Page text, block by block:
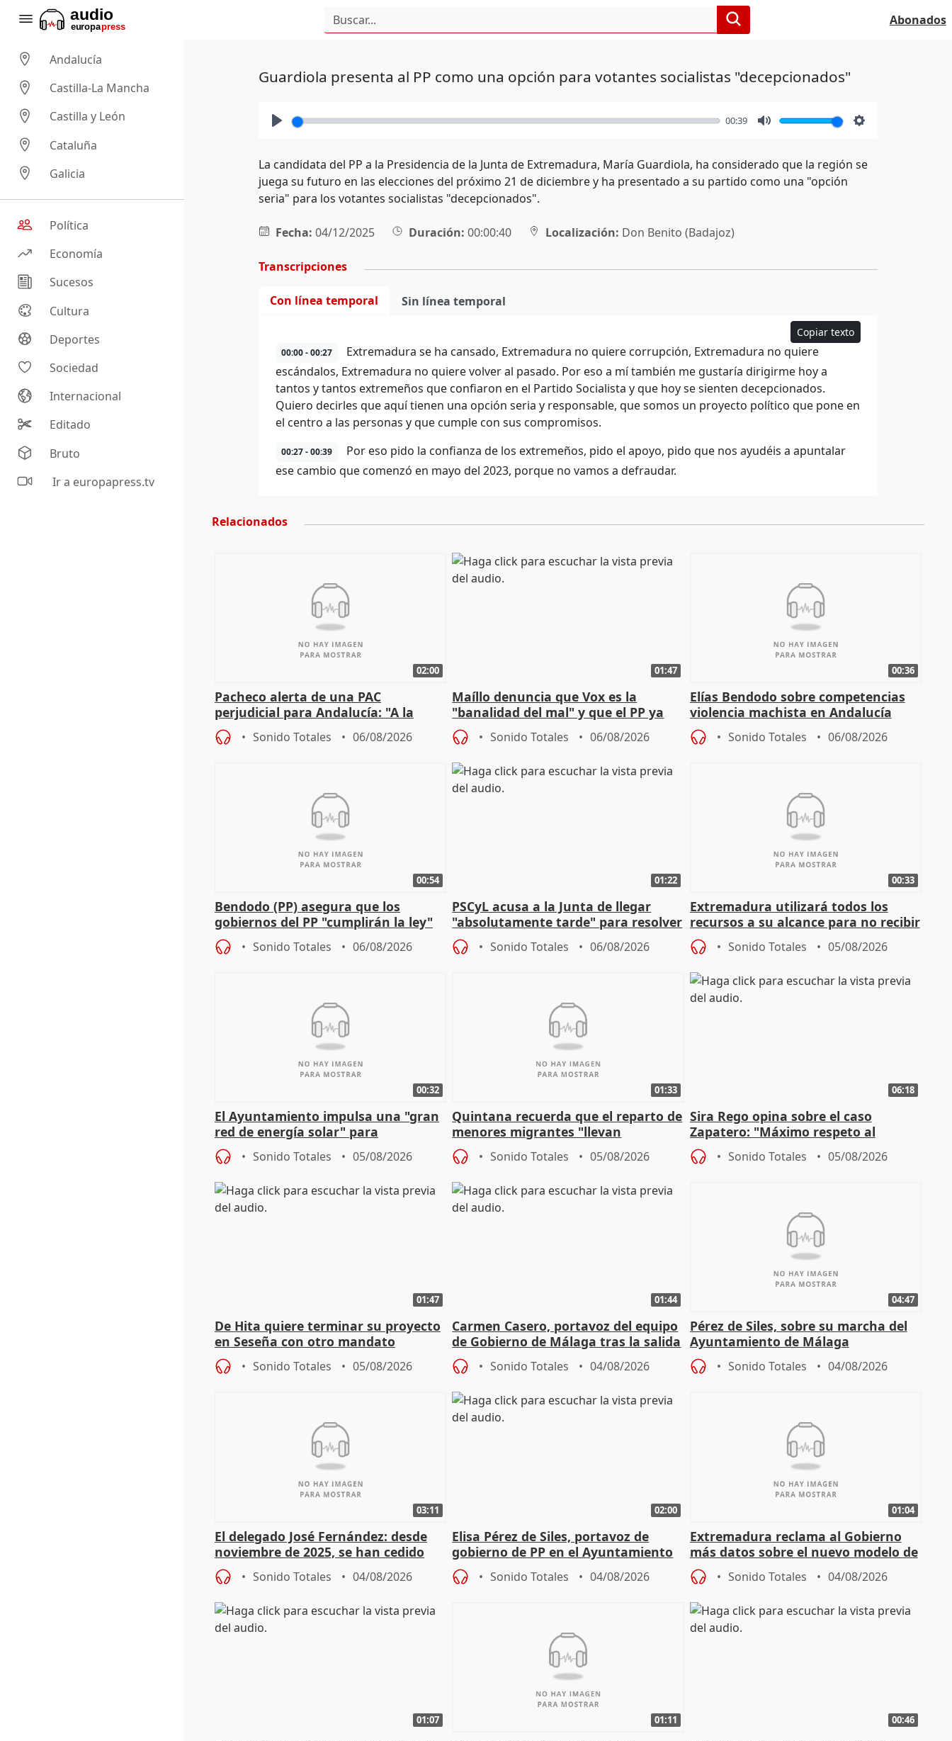
Abonados
Andalucía
Castilla-La Mancha
Castilla y León
Cataluña
Galicia
Política
Economía
Sucesos
Cultura
Deportes
Sociedad
Internacional
Editado
Bruto
Ir a europapress.tv
Guardiola presenta al PP como una opción para votantes socialistas "decepcionados"
00:39
La candidata del PP a la Presidencia de la Junta de Extremadura, María Guardiola, ha considerado que la región se
juega su futuro en las elecciones del próximo 21 de diciembre y ha presentado a su partido como una "opción
seria" para los votantes socialistas "decepcionados".
Fecha: 04/12/2025 Duración: 00:00:40 Localización: Don Benito (Badajoz)
Transcripciones
Con línea temporal Sin línea temporal
Copiar texto
00:00 - 00:27
Extremadura se ha cansado, Extremadura no quiere corrupción, Extremadura no quiere
escándalos, Extremadura no quiere volver al pasado. Por eso a mí también me gustaría dirigirme hoy a
tantos y tantos extremeños que confiaron en el Partido Socialista y que hoy se sienten decepcionados.
Quiero decirles que aquí tienen una opción seria y responsable, que somos un proyecto político que pone en
el centro a las personas y que cumple con sus compromisos.
00:27 - 00:39
Por eso pido la confianza de los extremeños, pido el apoyo, pido que nos ayudéis a apuntalar
ese cambio que comenzó en mayo del 2023, porque no vamos a defraudar.
Relacionados
02:00
Pacheco alerta de una PAC
perjudicial para Andalucía: "A la
agricultura hay que protegerla"
Sonido Totales 06/08/2026
01:47
Maíllo denuncia que Vox es la
"banalidad del mal" y que el PP ya
asume todas sus tesis
Sonido Totales 06/08/2026
00:36
Elías Bendodo sobre competencias
violencia machista en Andalucía
Sonido Totales 06/08/2026
00:54
Bendodo (PP) asegura que los
gobiernos del PP "cumplirán la ley"
sobre los menores migrantes
Sonido Totales 06/08/2026
01:22
PSCyL acusa a la Junta de llegar
"absolutamente tarde" para resolver
problemas como Newcastle
Sonido Totales 06/08/2026
00:33
Extremadura utilizará todos los
recursos a su alcance para no recibir
más menores migrantes
Sonido Totales 05/08/2026
00:32
El Ayuntamiento impulsa una "gran
red de energía solar" para
autoconsumo
Sonido Totales 05/08/2026
01:33
Quintana recuerda que el reparto de
menores migrantes "llevan
aportación del Gobierno" central
Sonido Totales 05/08/2026
06:18
Sira Rego opina sobre el caso
Zapatero: "Máximo respeto al
proceso judicial"
Sonido Totales 05/08/2026
01:47
De Hita quiere terminar su proyecto
en Seseña con otro mandato
Sonido Totales 05/08/2026
01:44
Carmen Casero, portavoz del equipo
de Gobierno de Málaga tras la salida
de Pérez de Siles
Sonido Totales 04/08/2026
04:47
Pérez de Siles, sobre su marcha del
Ayuntamiento de Málaga
Sonido Totales 04/08/2026
03:11
El delegado José Fernández: desde
noviembre de 2025, se han cedido
9.810 ayudas por nacimiento
Sonido Totales 04/08/2026
02:00
Elisa Pérez de Siles, portavoz de
gobierno de PP en el Ayuntamiento
de Málaga, deja la política
Sonido Totales 04/08/2026
01:04
Extremadura reclama al Gobierno
más datos sobre el nuevo modelo de
financiación
Sonido Totales 04/08/2026
01:07 01:11 00:46